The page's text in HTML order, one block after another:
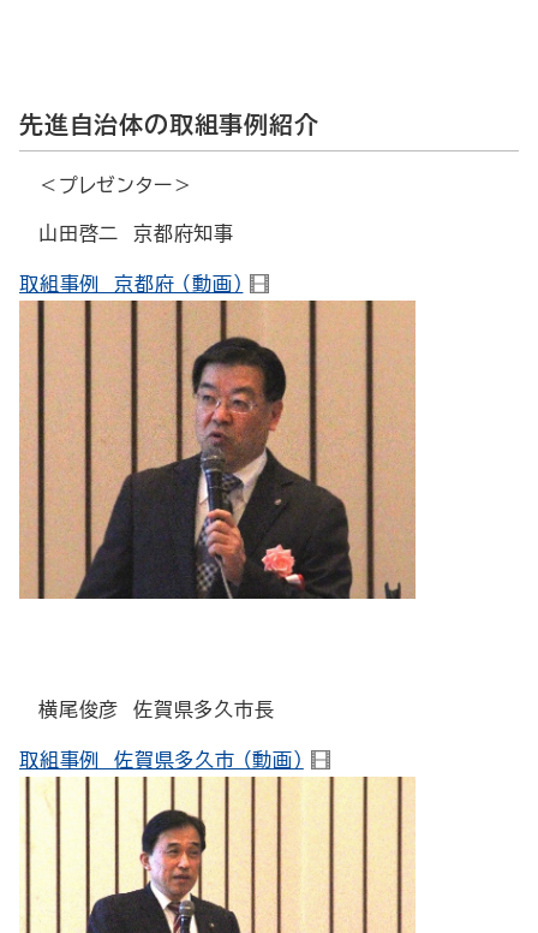
先進自治体の取組事例紹介
＜プレゼンター＞
山田啓二 京都府知事
取組事例 京都府 （動画）
横尾俊彦 佐賀県多久市長
取組事例 佐賀県多久市 （動画）